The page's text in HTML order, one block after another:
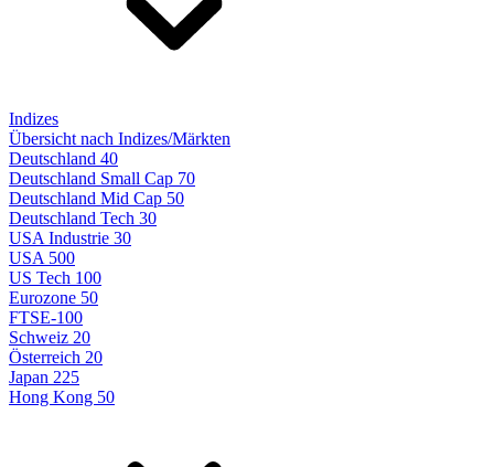
Indizes
Übersicht nach Indizes/Märkten
Deutschland 40
Deutschland Small Cap 70
Deutschland Mid Cap 50
Deutschland Tech 30
USA Industrie 30
USA 500
US Tech 100
Eurozone 50
FTSE-100
Schweiz 20
Österreich 20
Japan 225
Hong Kong 50